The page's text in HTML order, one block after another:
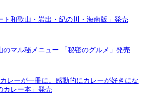
ト和歌山・岩出・紀の川・海南版」発売
のマル秘メニュー 「秘密のグルメ」発売
レーが一冊に。感動的にカレーが好きにな
カレー本」発売